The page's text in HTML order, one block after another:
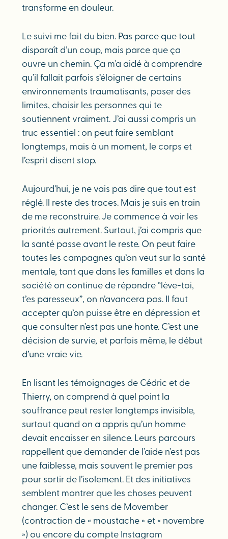
transforme en douleur.
Le suivi me fait du bien. Pas parce que tout
disparaît d’un coup, mais parce que ça
ouvre un chemin. Ça m’a aidé à comprendre
qu’il fallait parfois s’éloigner de certains
environnements traumatisants, poser des
limites, choisir les personnes qui te
soutiennent vraiment. J’ai aussi compris un
truc essentiel : on peut faire semblant
longtemps, mais à un moment, le corps et
l’esprit disent stop.
Aujourd’hui, je ne vais pas dire que tout est
réglé. Il reste des traces. Mais je suis en train
de me reconstruire. Je commence à voir les
priorités autrement. Surtout, j’ai compris que
la santé passe avant le reste. On peut faire
toutes les campagnes qu’on veut sur la santé
mentale, tant que dans les familles et dans la
société on continue de répondre “lève-toi,
t’es paresseux”, on n’avancera pas. Il faut
accepter qu’on puisse être en dépression et
que consulter n’est pas une honte. C’est une
décision de survie, et parfois même, le début
d’une vraie vie.
En lisant les témoignages de Cédric et de
Thierry, on comprend à quel point la
souffrance peut rester longtemps invisible,
surtout quand on a appris qu’un homme
devait encaisser en silence. Leurs parcours
rappellent que demander de l’aide n’est pas
une faiblesse, mais souvent le premier pas
pour sortir de l’isolement. Et des initiatives
semblent montrer que les choses peuvent
changer. C’est le sens de Movember
(contraction de « moustache » et « novembre
») ou encore du compte Instagram